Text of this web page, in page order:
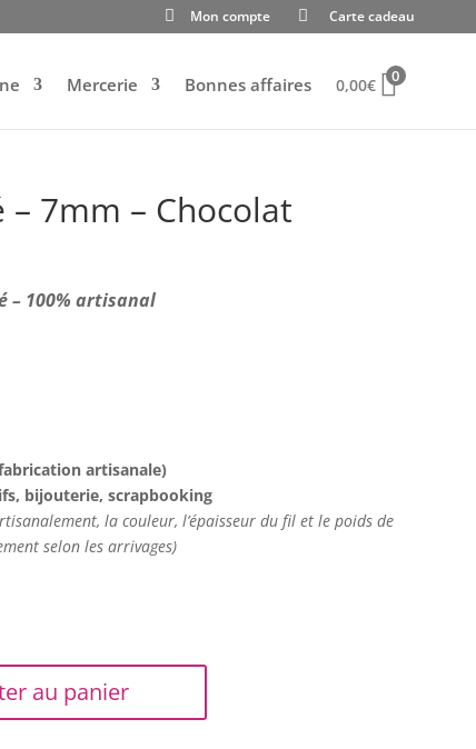
Carte cadeau
Mon compte
Mercerie Bonnes affaires 0,00€ 0
7mm – Chocolat
– 100% artisanal
artisanale)
bijouterie, scrapbooking
la couleur, l’épaisseur du fil et le poids de
selon les arrivages)
au panier